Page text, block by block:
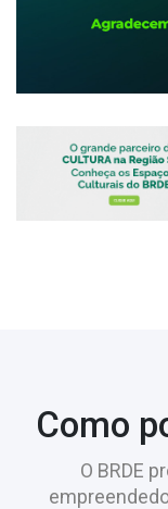
Como
O BRDE